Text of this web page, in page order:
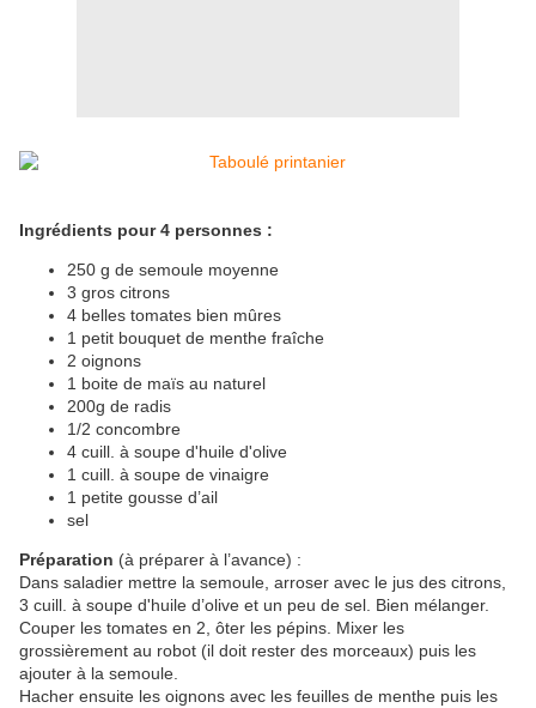
Ingrédients pour 4 personnes :
250 g de semoule moyenne
3 gros citrons
4 belles tomates bien mûres
1 petit bouquet de menthe fraîche
2 oignons
1 boite de maïs au naturel
200g de radis
1/2 concombre
4 cuill. à soupe d'huile d'olive
1 cuill. à soupe de vinaigre
1 petite gousse d’ail
sel
Préparation (à préparer à l’avance) :
Dans saladier mettre la semoule, arroser avec le jus des citrons,
3 cuill. à soupe d'huile d’olive et un peu de sel. Bien mélanger.
Couper les tomates en 2, ôter les pépins. Mixer les
grossièrement au robot (il doit rester des morceaux) puis les
ajouter à la semoule.
Hacher ensuite les oignons avec les feuilles de menthe puis les